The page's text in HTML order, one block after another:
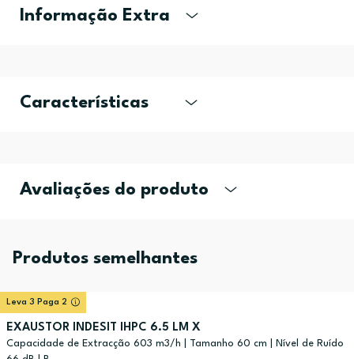
Informação Extra
Características
Avaliações do produto
Produtos semelhantes
Leva 3 Paga 2
EXAUSTOR INDESIT IHPC 6.5 LM X
Capacidade de Extracção 603 m3/h | Tamanho 60 cm | Nível de Ruído